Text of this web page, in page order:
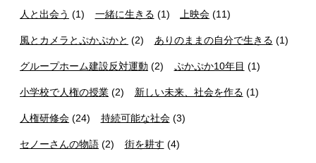
人と出会う (1) 一緒に生きる (1) 上映会 (11)
風とカメラとぷかぷかと (2) ありのままの自分で生きる (1)
グループホーム建設反対運動 (2) ぷかぷか10年目 (1)
小学校で人権の授業 (2) 新しい未来、社会を作る (1)
人権研修会 (24) 持続可能な社会(3)
セノーさんの物語 (2) 街を耕す (4)